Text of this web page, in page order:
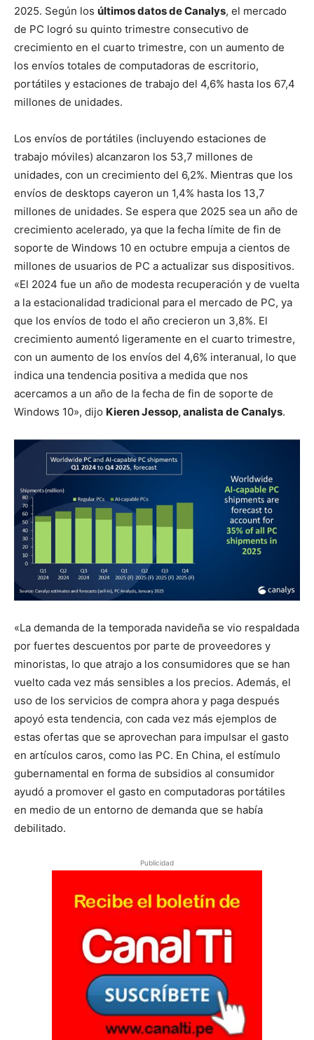
2025. Según los últimos datos de Canalys, el mercado
de PC logró su quinto trimestre consecutivo de
crecimiento en el cuarto trimestre, con un aumento de
los envíos totales de computadoras de escritorio,
portátiles y estaciones de trabajo del 4,6% hasta los 67,4
millones de unidades.
Los envíos de portátiles (incluyendo estaciones de
trabajo móviles) alcanzaron los 53,7 millones de
unidades, con un crecimiento del 6,2%. Mientras que los
envíos de desktops cayeron un 1,4% hasta los 13,7
millones de unidades. Se espera que 2025 sea un año de
crecimiento acelerado, ya que la fecha límite de fin de
soporte de Windows 10 en octubre empuja a cientos de
millones de usuarios de PC a actualizar sus dispositivos.
«El 2024 fue un año de modesta recuperación y de vuelta
a la estacionalidad tradicional para el mercado de PC, ya
que los envíos de todo el año crecieron un 3,8%. El
crecimiento aumentó ligeramente en el cuarto trimestre,
con un aumento de los envíos del 4,6% interanual, lo que
indica una tendencia positiva a medida que nos
acercamos a un año de la fecha de fin de soporte de
Windows 10», dijo Kieren Jessop, analista de Canalys.
«La demanda de la temporada navideña se vio respaldada
por fuertes descuentos por parte de proveedores y
minoristas, lo que atrajo a los consumidores que se han
vuelto cada vez más sensibles a los precios. Además, el
uso de los servicios de compra ahora y paga después
apoyó esta tendencia, con cada vez más ejemplos de
estas ofertas que se aprovechan para impulsar el gasto
en artículos caros, como las PC. En China, el estímulo
gubernamental en forma de subsidios al consumidor
ayudó a promover el gasto en computadoras portátiles
en medio de un entorno de demanda que se había
debilitado.
Publicidad